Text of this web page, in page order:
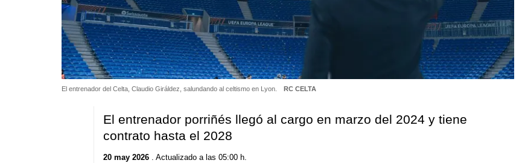
El entrenador del Celta, Claudio Giráldez, salundando al celtismo en Lyon. RC CELTA
El entrenador porriñés llegó al cargo en marzo del 2024 y tiene
contrato hasta el 2028
20 may 2026. Actualizado a las 05:00 h.